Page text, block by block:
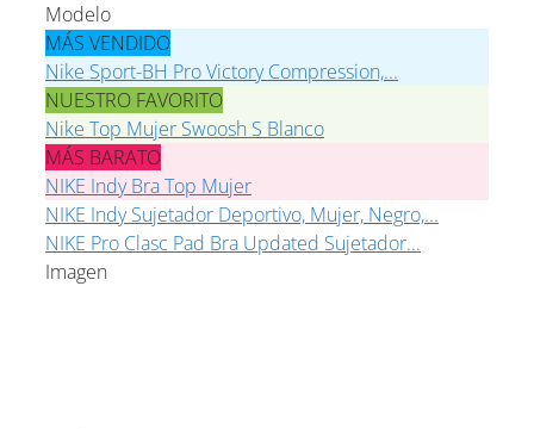
Modelo
MÁS VENDIDO
Nike Sport-BH Pro Victory Compression,...
NUESTRO FAVORITO
Nike Top Mujer Swoosh S Blanco
MÁS BARATO
NIKE Indy Bra Top Mujer
NIKE Indy Sujetador Deportivo, Mujer, Negro,...
NIKE Pro Clasc Pad Bra Updated Sujetador...
Imagen